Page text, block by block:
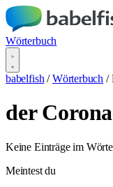
Wörterbuch
babelfish / Wörterbuch /
der
Keine Einträge im
Meintest du